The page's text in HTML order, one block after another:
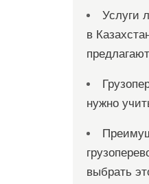
Услуги
в
нужно
выбрать